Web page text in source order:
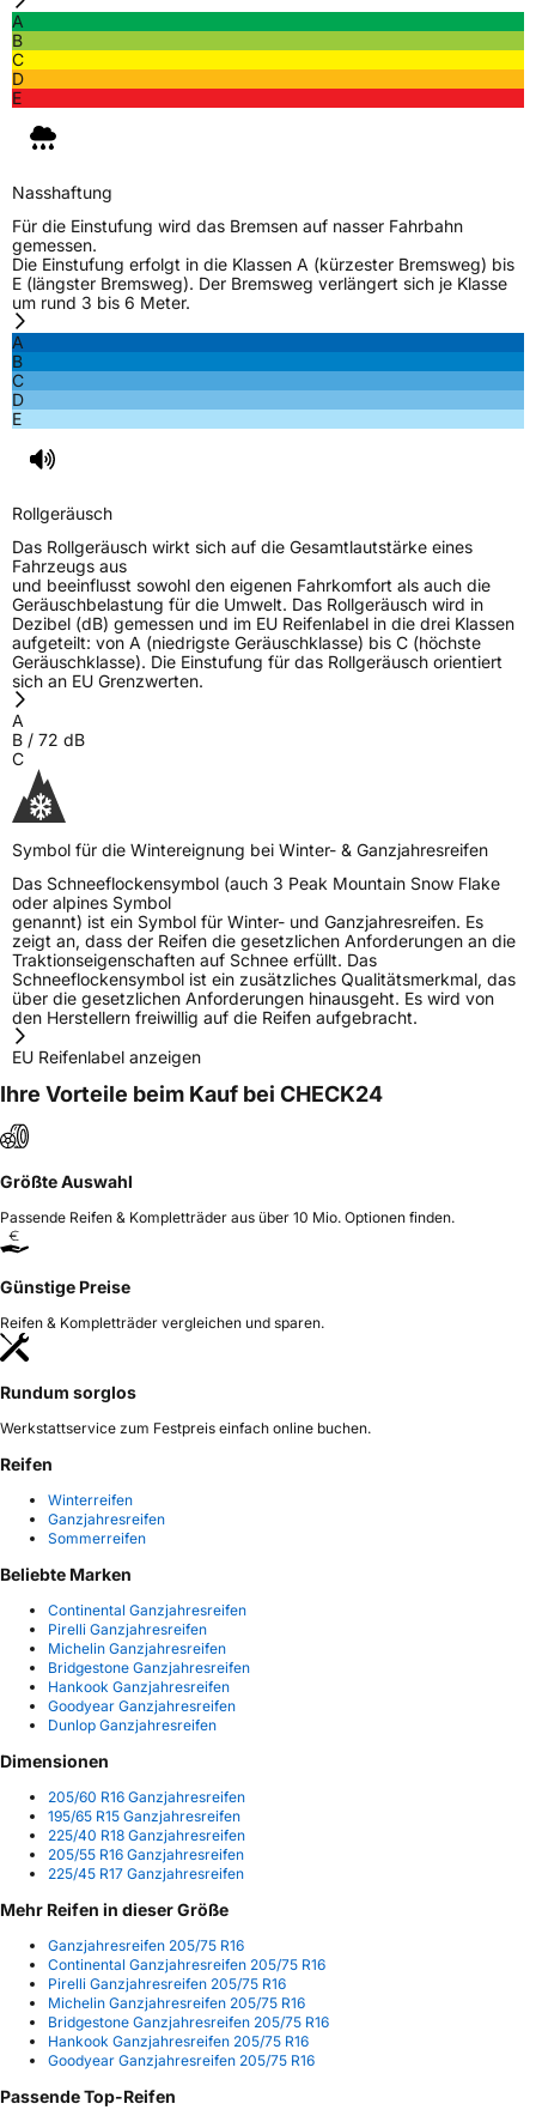
Weitere Eigenschaften
Ja
EU Label
Effizienz
Fahrzeugklasse
C2
3PMSF / Schneeflockensymbol / Alpine-SymbolJa
EPREL ID 1676927
Allgemeine Produktsicherheit (GPSR)
Herstellerkontakt
A
B
C
D
E
Nasshaftung
Für die Einstufung wird das Bremsen auf nasser Fahrbahn
gemessen.
Die Einstufung erfolgt in die Klassen A (kürzester Bremsweg) bis
E (längster Bremsweg). Der Bremsweg verlängert sich je Klasse
um rund 3 bis 6 Meter.
A
B
C
D
E
Rollgeräusch
Das Rollgeräusch wirkt sich auf die Gesamtlautstärke eines
Fahrzeugs aus
und beeinflusst sowohl den eigenen Fahrkomfort als auch die
Geräuschbelastung für die Umwelt. Das Rollgeräusch wird in
Dezibel (dB) gemessen und im EU Reifenlabel in die drei Klassen
aufgeteilt: von A (niedrigste Geräuschklasse) bis C (höchste
Geräuschklasse). Die Einstufung für das Rollgeräusch orientiert
sich an EU Grenzwerten.
A
B / 72 dB
C
Symbol für die Wintereignung bei Winter- & Ganzjahresreifen
Das Schneeflockensymbol (auch 3 Peak Mountain Snow Flake
oder alpines Symbol
genannt) ist ein Symbol für Winter- und Ganzjahresreifen. Es
zeigt an, dass der Reifen die gesetzlichen Anforderungen an die
Traktionseigenschaften auf Schnee erfüllt. Das
Schneeflockensymbol ist ein zusätzliches Qualitätsmerkmal, das
über die gesetzlichen Anforderungen hinausgeht. Es wird von
den Herstellern freiwillig auf die Reifen aufgebracht.
EU Reifenlabel anzeigen
Ihre Vorteile beim Kauf bei CHECK24
Größte Auswahl
Passende Reifen & Kompletträder aus über 10 Mio. Optionen finden.
Günstige Preise
Reifen & Kompletträder vergleichen und sparen.
Rundum sorglos
Werkstattservice zum Festpreis einfach online buchen.
Reifen
Winterreifen
Ganzjahresreifen
Sommerreifen
Beliebte Marken
Continental Ganzjahresreifen
Pirelli Ganzjahresreifen
Michelin Ganzjahresreifen
Bridgestone Ganzjahresreifen
Hankook Ganzjahresreifen
Goodyear Ganzjahresreifen
Dunlop Ganzjahresreifen
Dimensionen
205/60 R16 Ganzjahresreifen
195/65 R15 Ganzjahresreifen
225/40 R18 Ganzjahresreifen
205/55 R16 Ganzjahresreifen
225/45 R17 Ganzjahresreifen
Mehr Reifen in dieser Größe
Ganzjahresreifen 205/75 R16
Continental Ganzjahresreifen 205/75 R16
Pirelli Ganzjahresreifen 205/75 R16
Michelin Ganzjahresreifen 205/75 R16
Bridgestone Ganzjahresreifen 205/75 R16
Hankook Ganzjahresreifen 205/75 R16
Goodyear Ganzjahresreifen 205/75 R16
Passende Top-Reifen